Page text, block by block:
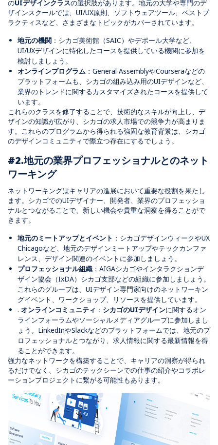
のUIデザインクラスの選択肢があります。地元の大学や専門のデ
ザインスクールでは、UI/UX原則、ソフトウェアツール、ベストプ
ラクティスなど、さまざまなトピックがカバーされています。
地元の機関 ：シカゴ美術館（SAIC）やデポール大学など、
UI/UXデザインに特化したコースを提供している機関に参加を
検討しましょう。
オンラインプログラム ：General AssemblyやCourseraなどの
プラットフォームも、シカゴの組み込み用のUIデザインなど、
業界のトレンドに関するカスタマイズされたコースを提供して
います。
これらのクラスを修了することで、技術的なスキルが向上し、デ
ザインの知識が広がり、シカゴの求人市場での競争力が高まりま
す。これらのプログラムから得られる強固な教育背景は、シカゴ
のデザインコミュニティで際立つ存在にするでしょう。
#2.地元の業界プロフェッショナルとのネット
ワーキング
ネットワーキングはキャリアの進展において重要な役割を果たし
ます。シカゴでのUIデザイナー、開発者、業界のプロフェッショ
ナルとつながることで、新しい機会や貴重な洞察を得ることがで
きます。
地元のミートアップとイベント ：シカゴデザインウィークやUX
Chicagoなど、地元のデザインミートアップやテックカンファ
レンス、デザイン関連のイベントに参加しましょう。
プロフェッショナル組織 ：AIGAシカゴやインタラクションデ
ザイン協会（IxDA）シカゴ支部などの組織に参加しましょう。
これらのグループは、UIデザイン専門家向けのネットワーキン
グイベント、ワークショップ、リソースを提供しています。
. オンラインコミュニティ ： シカゴのUIデザインに関するオン
ラインフォーラムやソーシャルメディアグループに参加しまし
ょう。LinkedInやSlackなどのプラットフォームでは、地元のプ
ロフェッショナルとつながり、求人情報に関する最新情報を得
ることができます。
強力なネットワークを構築することで、キャリアの洞察が得られ
るだけでなく、シカゴのテックシーンでの仕事の紹介やコラボレ
ーションプロジェクトに繋がる可能性もあります。